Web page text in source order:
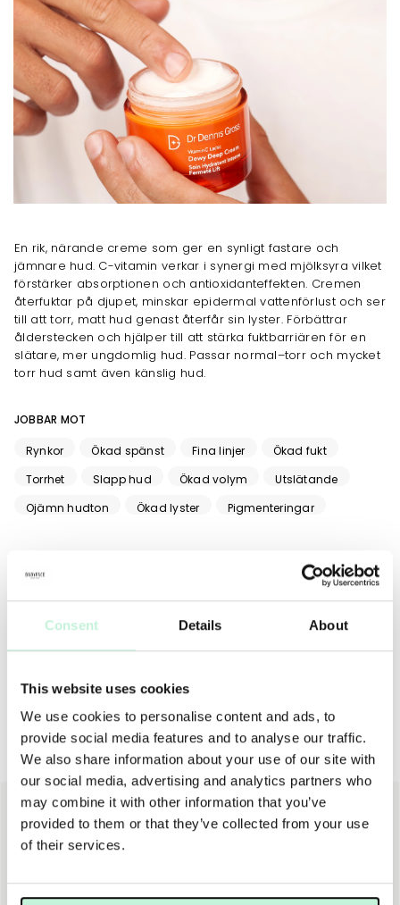
Consent Details About
This website uses cookies
We use cookies to personalise content and ads, to
provide social media features and to analyse our traffic.
We also share information about your use of our site with
our social media, advertising and analytics partners who
may combine it with other information that you’ve
provided to them or that they’ve collected from your use
of their services.
En rik, närande creme som ger en synligt fastare och
jämnare hud. C-vitamin verkar i synergi med mjölksyra vilket
förstärker absorptionen och antioxidanteffekten. Cremen
återfuktar på djupet, minskar epidermal vattenförlust och ser
till att torr, matt hud genast återfår sin lyster. Förbättrar
ålderstecken och hjälper till att stärka fuktbarriären för en
slätare, mer ungdomlig hud. Passar normal–torr och mycket
torr hud samt även känslig hud.
JOBBAR MOT
Rynkor Ökad spänst Fina linjer
Ökad fukt
Torrhet
Slapp hud Ökad volym
Utslätande
Ojämn hudton
Ökad lyster Pigmenteringar
ANVÄNDNING INGREDIENSER
För bästa resultat, applicera efter Dr. Dennis Gross
Skincare™ peel och serum.
Andra köpte även
NY